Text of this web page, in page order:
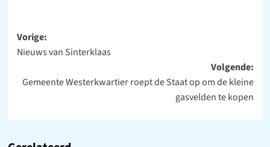
Bericht
navigatie
Vorige:
Nieuws van Sinterklaas
Volgende:
Gemeente Westerkwartier roept de Staat op om de kleine
gasvelden te kopen